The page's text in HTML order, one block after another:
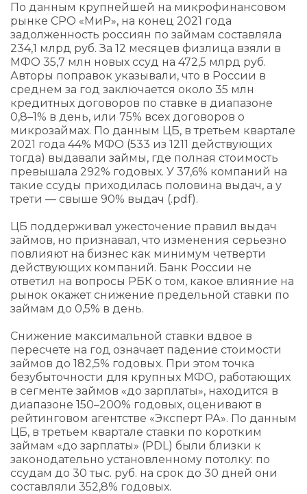
По данным крупнейшей на микрофинансовом
рынке СРО «МиР», на конец 2021 года
задолженность россиян по займам составляла
234,1 млрд руб. За 12 месяцев физлица взяли в
МФО 35,7 млн новых ссуд на 472,5 млрд руб.
Авторы поправок указывали, что в России в
среднем за год заключается около 35 млн
кредитных договоров по ставке в диапазоне
0,8–1% в день, или 75% всех договоров о
микрозаймах. По данным ЦБ, в третьем квартале
2021 года 44% МФО (533 из 1211 действующих
тогда) выдавали займы, где полная стоимость
превышала 292% годовых. У 37,6% компаний на
такие ссуды приходилась половина выдач, а у
трети — свыше 90% выдач (.pdf).
ЦБ поддерживал ужесточение правил выдач
займов, но признавал, что изменения серьезно
повлияют на бизнес как минимум четверти
действующих компаний. Банк России не
ответил на вопросы РБК о том, какое влияние на
рынок окажет снижение предельной ставки по
займам до 0,5% в день.
Снижение максимальной ставки вдвое в
пересчете на год означает падение стоимости
займов до 182,5% годовых. При этом точка
безубыточности для крупных МФО, работающих
в сегменте займов «до зарплаты», находится в
диапазоне 150–200% годовых, оценивают в
рейтинговом агентстве «Эксперт РА». По данным
ЦБ, в третьем квартале ставки по коротким
займам «до зарплаты» (PDL) были близки к
законодательно установленному потолку: по
ссудам до 30 тыс. руб. на срок до 30 дней они
составляли 352,8% годовых.